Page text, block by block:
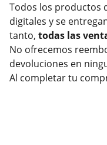
Todos los productos
digitales y se
tanto, todas las
No ofrecemos
devoluciones en
Al completar tu